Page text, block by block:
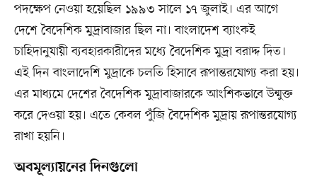
পদক্ষেপ নেওয়া হয়েছিল ১৯৯৩ সালে ১৭ জুলাই। এর আগে
দেশে বৈদেশিক মুদ্রাবাজার ছিল না। বাংলাদেশ ব্যাংকই
চাহিদানুযায়ী ব্যবহারকারীদের মধ্যে বৈদেশিক মুদ্রা বরাদ্দ দিত।
এই দিন বাংলাদেশি মুদ্রাকে চলতি হিসাবে রূপান্তরযোগ্য করা হয়।
এর মাধ্যমে দেশের বৈদেশিক মুদ্রাবাজারকে আংশিকভাবে উন্মুক্ত
করে দেওয়া হয়। এতে কেবল পুঁজি বৈদেশিক মুদ্রায় রূপান্তরযোগ্য
রাখা হয়নি।
অবমূল্যায়নের দিনগুলো